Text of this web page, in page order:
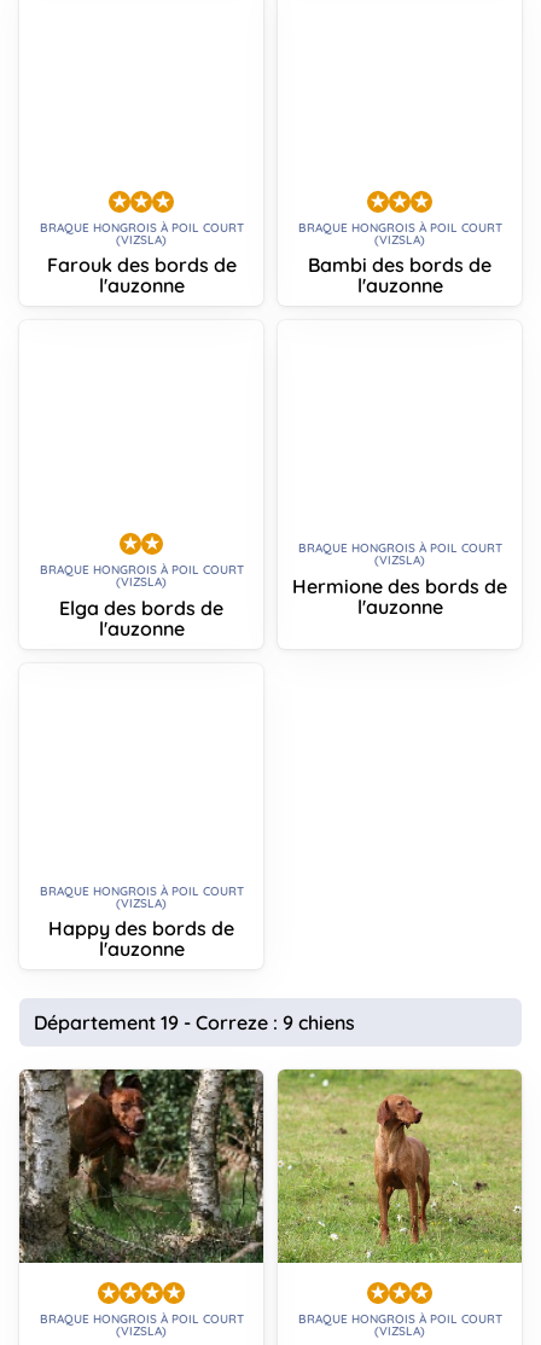
BRAQUE HONGROIS À POIL COURT
(VIZSLA)
Farouk des bords de
l'auzonne
BRAQUE HONGROIS À POIL COURT
(VIZSLA)
Bambi des bords de
l'auzonne
BRAQUE HONGROIS À POIL COURT
(VIZSLA)
Elga des bords de
l'auzonne
BRAQUE HONGROIS À POIL COURT
(VIZSLA)
Hermione des bords de
l'auzonne
BRAQUE HONGROIS À POIL COURT
(VIZSLA)
Happy des bords de
l'auzonne
Département 19 - Correze : 9 chiens
BRAQUE HONGROIS À POIL COURT
(VIZSLA)
BRAQUE HONGROIS À POIL COURT
(VIZSLA)